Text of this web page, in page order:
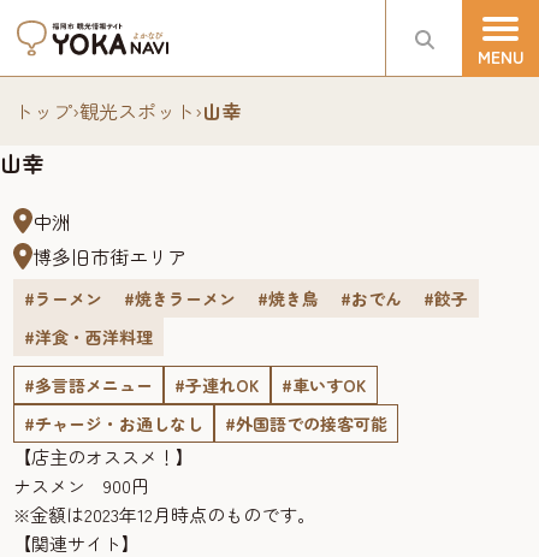
トップ›観光スポット›山幸
山幸
中洲
博多旧市街エリア
#ラーメン #焼きラーメン #焼き鳥 #おでん
#餃子
#洋食・西洋料理
#多言語メニュー
#子連れOK
#車いすOK
#チャージ・お通しなし
#外国語での接客可能
【店主のオススメ！】
ナスメン 900円
※金額は2023年12月時点のものです。
【関連サイト】